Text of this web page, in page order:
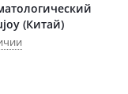
(Китай)